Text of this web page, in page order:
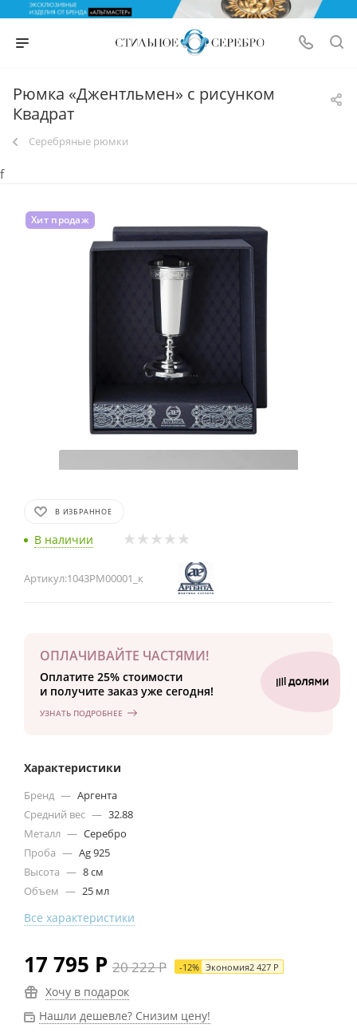
Рюмка «Джентльмен» с рисунком
Квадрат
Серебряные рюмки
f
Хит продаж
В ИЗБРАННОЕ
В наличии
Артикул:1043РМ00001_к
ОПЛАЧИВАЙТЕ ЧАСТЯМИ!
Оплатите 25% стоимости
и получите заказ уже сегодня!
УЗНАТЬ ПОДРОБНЕЕ
Характеристики
Бренд — Аргента
Средний вес — 32.88
Металл — Серебро
Проба — Ag 925
Высота — 8 см
Объем — 25 мл
Все характеристики
17 795 Р 20 222Р -12% Экономия2 427 Р
Хочу в подарок
Нашли дешевле? Снизим цену!